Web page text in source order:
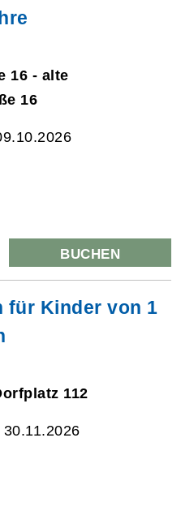
16 - alte
16
BUCHEN
für Kinder von 1
112